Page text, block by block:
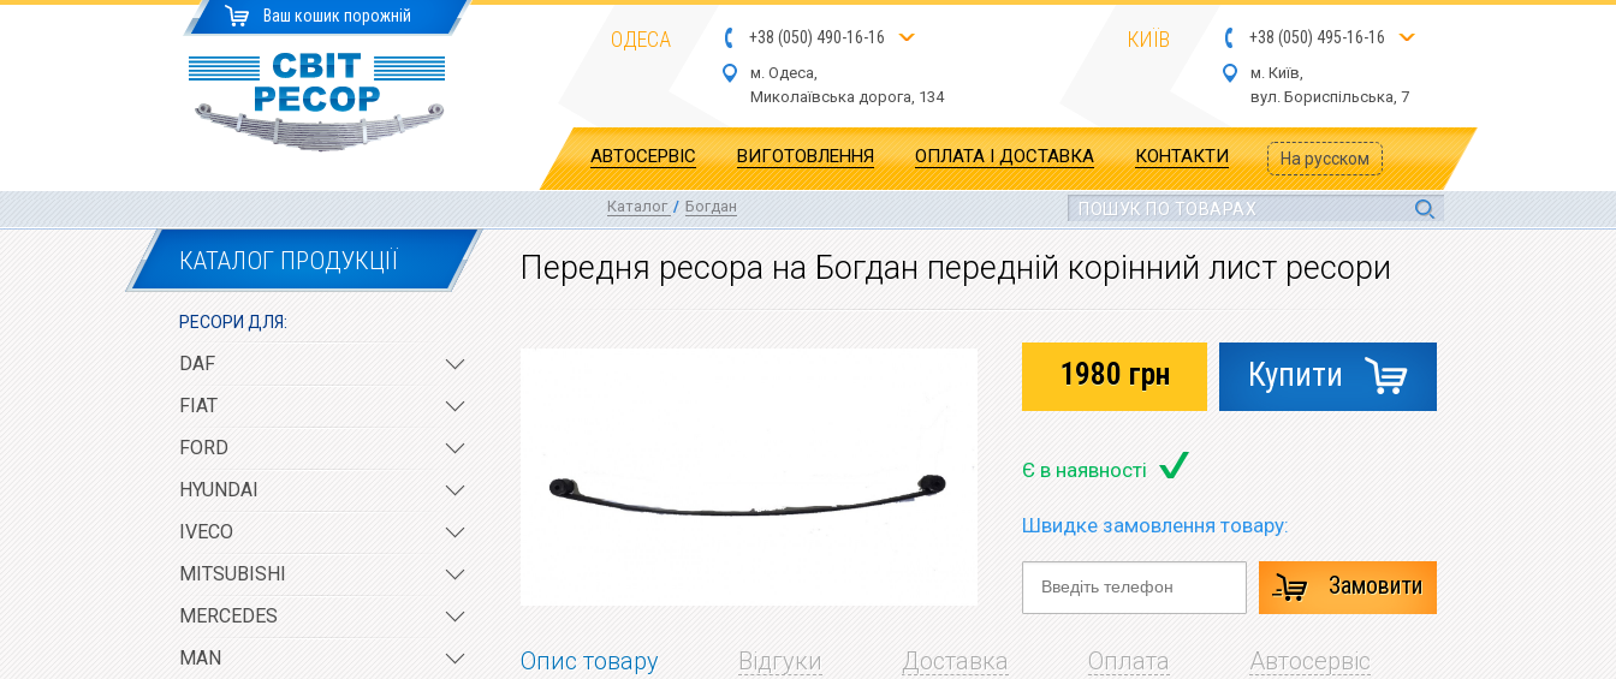
Ваш кошик порожній
ОДЕСА +38 (050) 490-16-16
м. Одеса,
Миколаївська дорога, 134
КИЇВ +38 (050) 495-16-16
м. Київ,
вул. Бориспільська, 7
АВТОСЕРВІС ВИГОТОВЛЕННЯ ОПЛАТА І ДОСТАВКА КОНТАКТИ На русском
КАТАЛОГ ПРОДУКЦІЇ
РЕСОРИ ДЛЯ:
DAF
FIAT
FORD
HYUNDAI
IVECO
MITSUBISHI
MERCEDES
MAN
Каталог / Богдан
Передня ресора на Богдан передній корінний лист ресори
1980 грн Купити
Є в наявності
Швидке замовлення товару:
Замовити
Опис товару Відгуки Доставка Оплата Автосервіс